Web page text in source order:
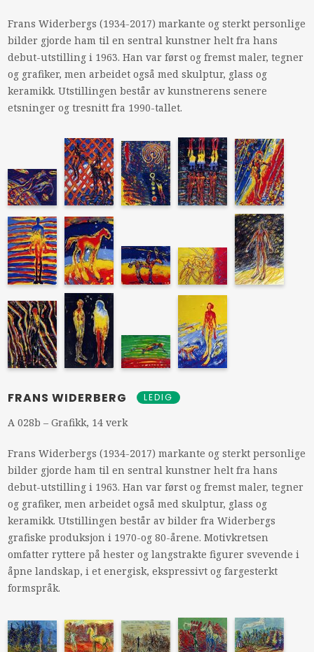
Frans Widerbergs (1934-2017) markante og sterkt personlige
bilder gjorde ham til en sentral kunstner helt fra hans
debut-utstilling i 1963. Han var først og fremst maler, tegner
og grafiker, men arbeidet også med skulptur, glass og
keramikk. Utstillingen består av kunstnerens senere
etsninger og tresnitt fra 1990-tallet.
FRANS WIDERBERG LEDIG
A 028b – Grafikk, 14 verk
Frans Widerbergs (1934-2017) markante og sterkt personlige
bilder gjorde ham til en sentral kunstner helt fra hans
debut-utstilling i 1963. Han var først og fremst maler, tegner
og grafiker, men arbeidet også med skulptur, glass og
keramikk. Utstillingen består av bilder fra Widerbergs
grafiske produksjon i 1970-og 80-årene. Motivkretsen
omfatter ryttere på hester og langstrakte figurer svevende i
åpne landskap, i et energisk, ekspressivt og fargesterkt
formspråk.